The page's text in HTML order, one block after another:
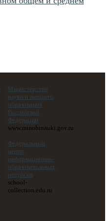
Министерство
науки и высшего
образования
Российской
Федерации
www.minobrnauki.gov.ru
Федеральный
центр
информационно-
образовательных
ресурсов
school-
collection.edu.ru